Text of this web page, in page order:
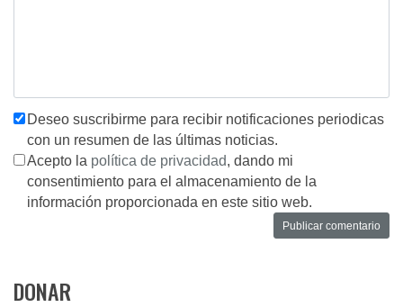
Deseo suscribirme para recibir notificaciones periodicas
con un resumen de las últimas noticias.
Acepto la política de privacidad, dando mi
consentimiento para el almacenamiento de la
información proporcionada en este sitio web.
DONAR